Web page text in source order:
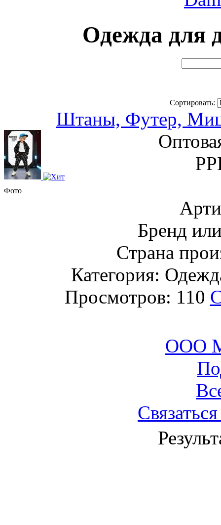
Одежда для
Сортировать:
Штаны, Футер,
Фото
Бренд
Страна
Категория:
Просмотров: 110
ООО